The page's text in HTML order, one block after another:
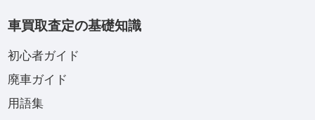
車買取査定の基礎知識
初心者ガイド
廃車ガイド
用語集